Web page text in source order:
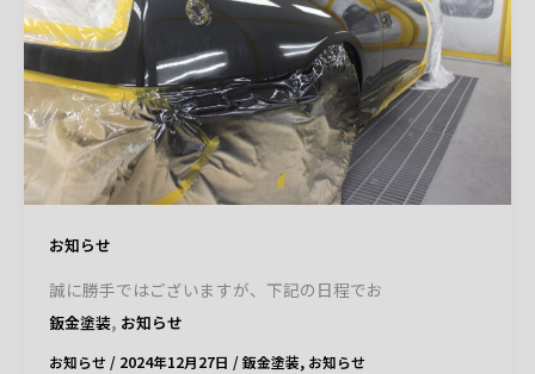
お知らせ
誠に勝手ではございますが、下記の日程でお
鈑金塗装, お知らせ
お知らせ / 2024年12月27日 /鈑金塗装, お知らせ